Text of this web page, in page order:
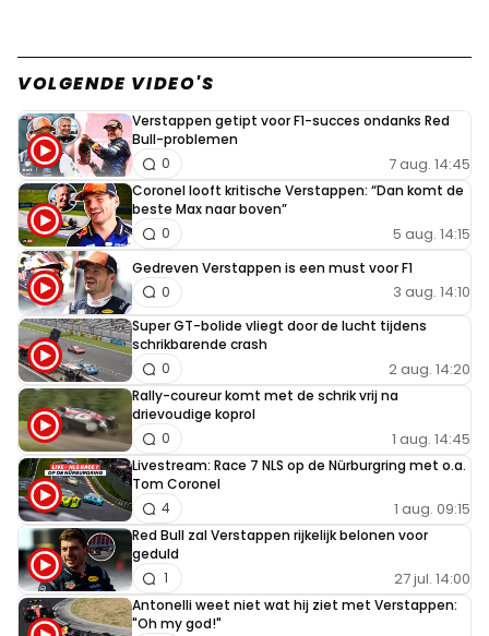
VOLGENDE VIDEO'S
Verstappen getipt voor F1-succes ondanks Red
Bull-problemen
7 aug. 14:45
0
Coronel looft kritische Verstappen: “Dan komt de
beste Max naar boven”
5 aug. 14:15
0
Gedreven Verstappen is een must voor F1
3 aug. 14:10
0
Super GT-bolide vliegt door de lucht tijdens
schrikbarende crash
2 aug. 14:20
0
Rally-coureur komt met de schrik vrij na
drievoudige koprol
1 aug. 14:45
0
Livestream: Race 7 NLS op de Nürburgring met o.a.
Tom Coronel
1 aug. 09:15
4
Red Bull zal Verstappen rijkelijk belonen voor
geduld
27 jul. 14:00
1
Antonelli weet niet wat hij ziet met Verstappen:
"Oh my god!"